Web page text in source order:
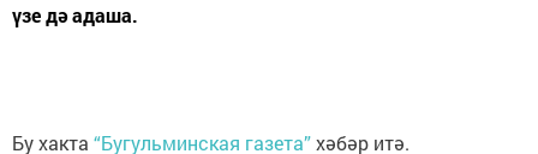
үзе дә адаша.
Бу хакта “Бугульминская газета”хәбәр итә.